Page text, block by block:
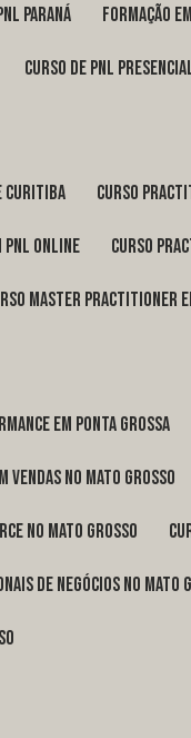
Paraná formação
curso de pnl
Curitiba curso
pnl online curso
master practitioner
em Ponta Grossa
vendas no Mato Grosso
no Mato Grosso
de negócios no Mato